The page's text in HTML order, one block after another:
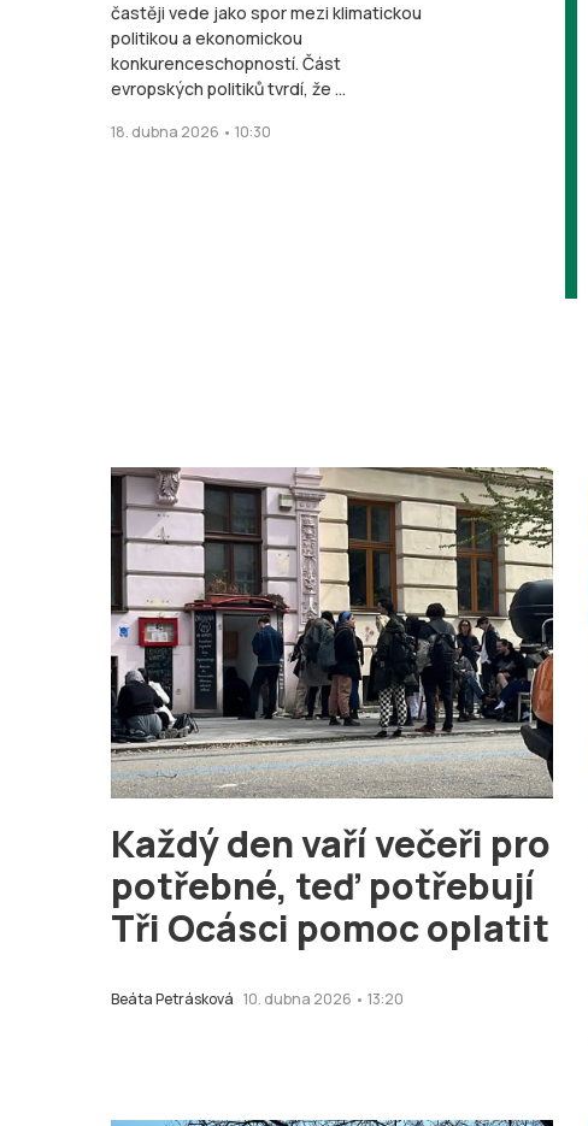
častěji vede jako spor mezi klimatickou
politikou a ekonomickou
konkurenceschopností. Část
evropských politiků tvrdí, že ...
18. dubna 2026 • 10:30
Každý den vaří večeři pro
potřebné, teď potřebují
Tři Ocásci pomoc oplatit
Beáta Petrásková 10. dubna 2026 • 13:20